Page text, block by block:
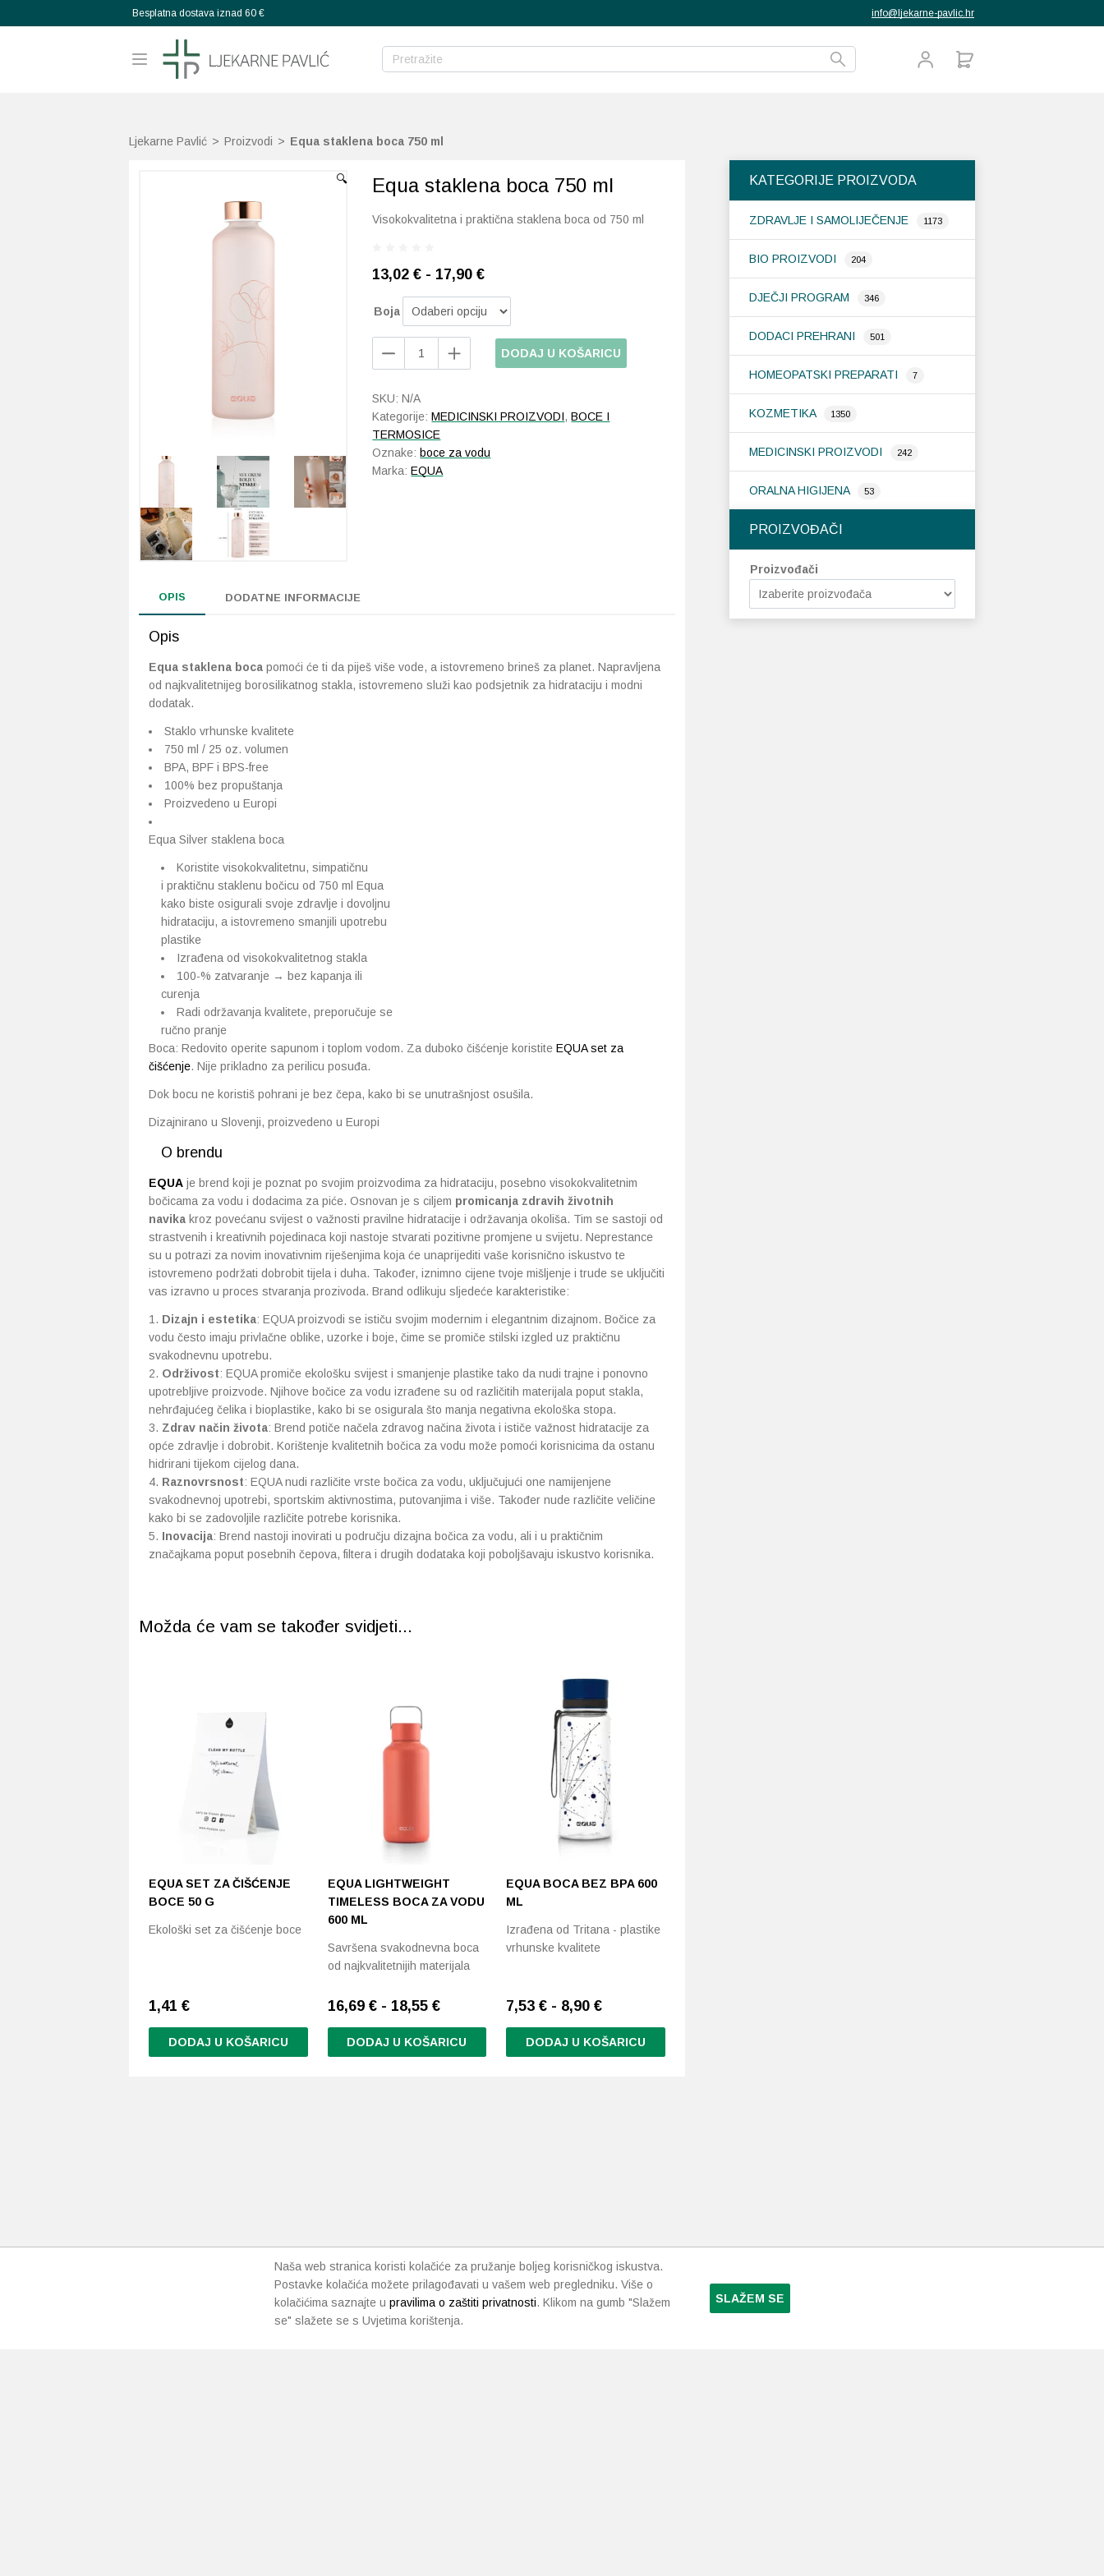
Besplatna dostava iznad 60 € info@ljekarne-pavlic.hr
Ljekarne Pavlić > Proizvodi > Equa staklena boca 750 ml
KATEGORIJE PROIZVODA
ZDRAVLJE I SAMOLIJEČENJE 1173
BIO PROIZVODI 204
DJEČJI PROGRAM 346
DODACI PREHRANI 501
HOMEOPATSKI PREPARATI 7
KOZMETIKA 1350
MEDICINSKI PROIZVODI 242
ORALNA HIGIJENA 53
PROIZVOĐAČI
Proizvođači
🔍 Equa staklena boca 750 ml
Visokokvalitetna i praktična staklena boca od 750 ml
13,02 € - 17,90 €
Boja
750
ml
količina
DODAJ U KOŠARICU
SKU:N/A
Kategorije:MEDICINSKI PROIZVODI,BOCE I
TERMOSICE
Oznake: boce za vodu
Marka:EQUA
OPIS DODATNE INFORMACIJE
Opis
Equa staklena boca pomoći će ti da piješ više vode, a istovremeno brineš za planet. Napravljena
od najkvalitetnijeg borosilikatnog stakla, istovremeno služi kao podsjetnik za hidrataciju i modni
dodatak.
Staklo vrhunske kvalitete
750 ml / 25 oz. volumen
BPA, BPF i BPS-free
100% bez propuštanja
Proizvedeno u Europi
Equa Silver staklena boca
Koristite visokokvalitetnu, simpatičnu
i praktičnu staklenu bočicu od 750 ml Equa
kako biste osigurali svoje zdravlje i dovoljnu
hidrataciju, a istovremeno smanjili upotrebu
plastike
Izrađena od visokokvalitetnog stakla
100-% zatvaranje → bez kapanja ili
curenja
Radi održavanja kvalitete, preporučuje se
ručno pranje
Boca: Redovito operite sapunom i toplom vodom. Za duboko čišćenje koristite EQUA set za
čišćenje. Nije prikladno za perilicu posuđa.
Dok bocu ne koristiš pohrani je bez čepa, kako bi se unutrašnjost osušila.
Dizajnirano u Slovenji, proizvedeno u Europi
O brendu
EQUA je brend koji je poznat po svojim proizvodima za hidrataciju, posebno visokokvalitetnim
bočicama za vodu i dodacima za piće. Osnovan je s ciljem promicanja zdravih životnih
navika kroz povećanu svijest o važnosti pravilne hidratacije i održavanja okoliša. Tim se sastoji od
strastvenih i kreativnih pojedinaca koji nastoje stvarati pozitivne promjene u svijetu. Neprestance
su u potrazi za novim inovativnim riješenjima koja će unaprijediti vaše korisnično iskustvo te
istovremeno podržati dobrobit tijela i duha. Također, iznimno cijene tvoje mišljenje i trude se uključiti
vas izravno u proces stvaranja prozivoda. Brand odlikuju sljedeće karakteristike:
Dizajn i estetika: EQUA proizvodi se ističu svojim modernim i elegantnim dizajnom. Bočice za
vodu često imaju privlačne oblike, uzorke i boje, čime se promiče stilski izgled uz praktičnu
svakodnevnu upotrebu.
Održivost: EQUA promiče ekološku svijest i smanjenje plastike tako da nudi trajne i ponovno
upotrebljive proizvode. Njihove bočice za vodu izrađene su od različitih materijala poput stakla,
nehrđajućeg čelika i bioplastike, kako bi se osigurala što manja negativna ekološka stopa.
Zdrav način života: Brend potiče načela zdravog načina života i ističe važnost hidratacije za
opće zdravlje i dobrobit. Korištenje kvalitetnih bočica za vodu može pomoći korisnicima da ostanu
hidrirani tijekom cijelog dana.
Raznovrsnost: EQUA nudi različite vrste bočica za vodu, uključujući one namijenjene
svakodnevnoj upotrebi, sportskim aktivnostima, putovanjima i više. Također nude različite veličine
kako bi se zadovoljile različite potrebe korisnika.
Inovacija: Brend nastoji inovirati u području dizajna bočica za vodu, ali i u praktičnim
značajkama poput posebnih čepova, filtera i drugih dodataka koji poboljšavaju iskustvo korisnika.
Možda će vam se također svidjeti...
EQUA SET ZA ČIŠĆENJE
BOCE 50 G
Ekološki set za čišćenje boce
1,41 €
DODAJ U KOŠARICU
EQUA LIGHTWEIGHT
TIMELESS BOCA ZA VODU
600 ML
Savršena svakodnevna boca
od najkvalitetnijih materijala
16,69 € - 18,55 €
DODAJ U KOŠARICU
stranici
proizvoda
EQUA BOCA BEZ BPA 600
ML
Izrađena od Tritana - plastike
vrhunske kvalitete
7,53 € - 8,90 €
DODAJ U KOŠARICU
stranici
proizvoda
Naša web stranica koristi kolačiće za pružanje boljeg korisničkog iskustva.
Postavke kolačića možete prilagođavati u vašem web pregledniku. Više o
kolačićima saznajte u pravilima o zaštiti privatnosti. Klikom na gumb "Slažem
se" slažete se s Uvjetima korištenja.
SLAŽEM SE